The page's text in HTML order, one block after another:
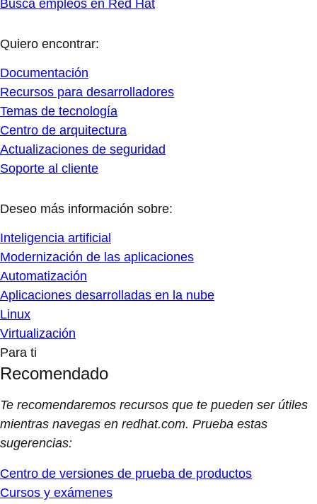
Busca empleos en Red Hat
Quiero encontrar:
Documentación
Recursos para desarrolladores
Temas de tecnología
Centro de arquitectura
Actualizaciones de seguridad
Soporte al cliente
Deseo más información sobre:
Inteligencia artificial
Modernización de las aplicaciones
Automatización
Aplicaciones desarrolladas en la nube
Linux
Virtualización
Para ti
Recomendado
Te recomendaremos recursos que te pueden ser útiles
mientras navegas en redhat.com. Prueba estas
sugerencias:
Centro de versiones de prueba de productos
Cursos y exámenes